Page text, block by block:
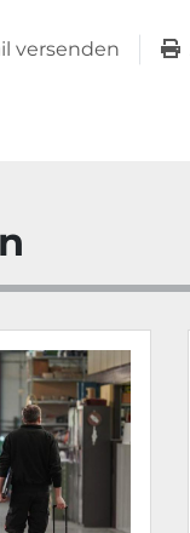
versenden